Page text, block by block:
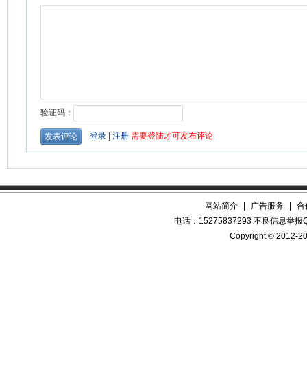
网站简介 广告服务
合
电话：15275837293 不良信息举
Copyright © 2012-